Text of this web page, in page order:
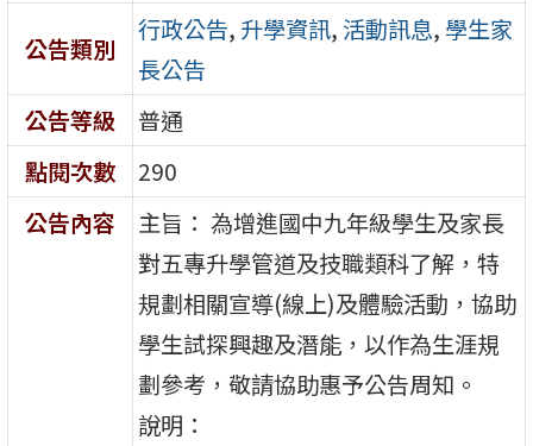
公告類別
行政公告, 升學資訊, 活動訊息, 學生家
長公告
公告等級
普通
點閱次數
290
公告內容
主旨： 為增進國中九年級學生及家長
對五專升學管道及技職類科了解，特
規劃相關宣導(線上)及體驗活動，協助
學生試探興趣及潛能，以作為生涯規
劃參考，敬請協助惠予公告周知。
說明：